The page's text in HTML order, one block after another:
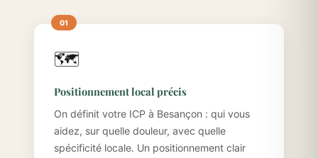
🗺️
Positionnement local précis
On définit votre ICP à Besançon : qui vous
aidez, sur quelle douleur, avec quelle
spécificité locale. Un positionnement clair